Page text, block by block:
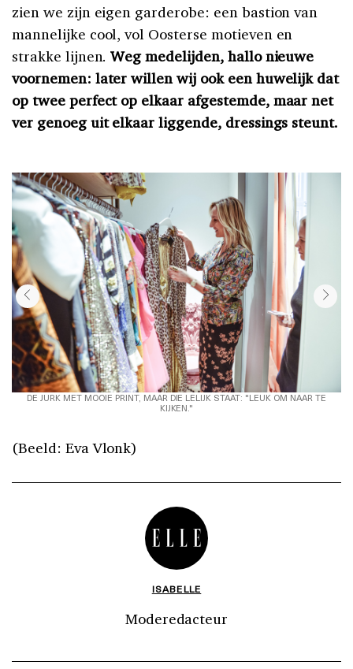
zien we zijn eigen garderobe: een bastion van
mannelijke cool, vol Oosterse motieven en
strakke lijnen.Weg medelijden, hallo nieuwe
voornemen: later willen wij ook een huwelijk dat
op twee perfect op elkaar afgestemde, maar net
ver genoeg uit elkaar liggende, dressings steunt.
DE JURK MET MOOIE PRINT, MAAR DIE LELIJK STAAT: "LEUK OM NAAR TE
KIJKEN."
(Beeld: Eva Vlonk)
ISABELLE
Moderedacteur